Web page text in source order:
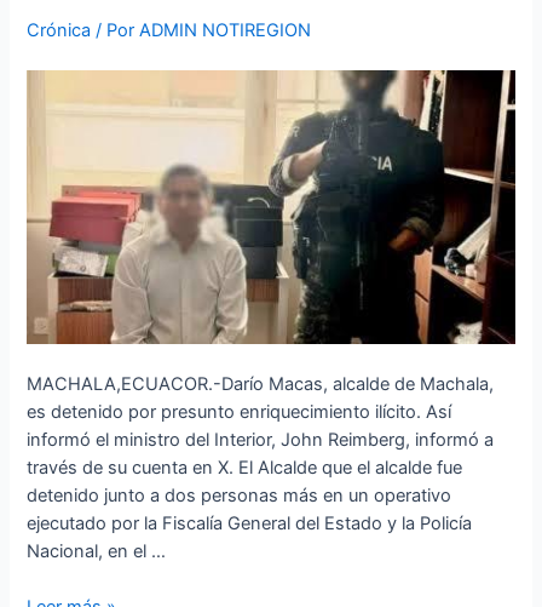
Crónica / PorADMIN NOTIREGION
MACHALA,ECUACOR.-Darío Macas, alcalde de Machala,
es detenido por presunto enriquecimiento ilícito. Así
informó el ministro del Interior, John Reimberg, informó a
través de su cuenta en X. El Alcalde que el alcalde fue
detenido junto a dos personas más en un operativo
ejecutado por la Fiscalía General del Estado y la Policía
Nacional, en el …
enriquecimiento
ilícito